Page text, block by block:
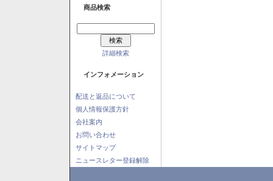
商品検索
詳細検索
インフォメーション
配送と返品について
個人情報保護方針
会社案内
お問い合わせ
サイトマップ
ニュースレター登録解除